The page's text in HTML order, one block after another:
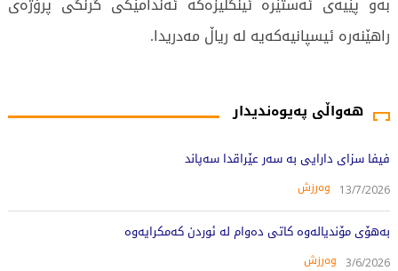
هەواڵی پەیوەندیدار
فیفا سزای دارایی بە سەر عێراقدا سەپاند
13/7/2026 وەرزش
بەهۆی مۆندیالەوە کاتی دەوام لە ئوردن کەمکرایەوە
3/6/2026 وەرزش
راهێنەرە ئیسپانیەكەیە لە ریاڵ مەدریدا.